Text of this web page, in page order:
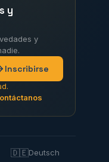
y
y
Inscribirse
🇩🇪Deutsch